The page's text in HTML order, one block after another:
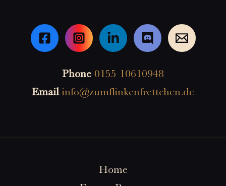
Phone 0155 10610948
Email info@zumflinkenfrettchen.de
Home